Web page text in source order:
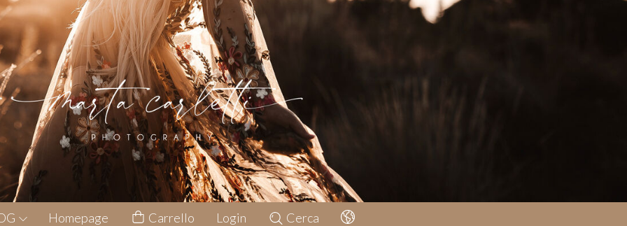
Homepage Carrello Login Cerca